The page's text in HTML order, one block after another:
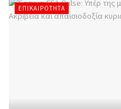
ΕΠΙΚΑΙΡΌΤΗΤΑ